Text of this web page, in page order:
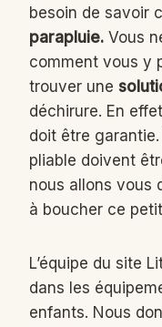
besoin de savoir
parapluie. Vous
comment vous y
trouver une
déchirure. En
doit être
pliable doivent
nous allons vous
à boucher ce
L’équipe du site
dans les
enfants. Nous